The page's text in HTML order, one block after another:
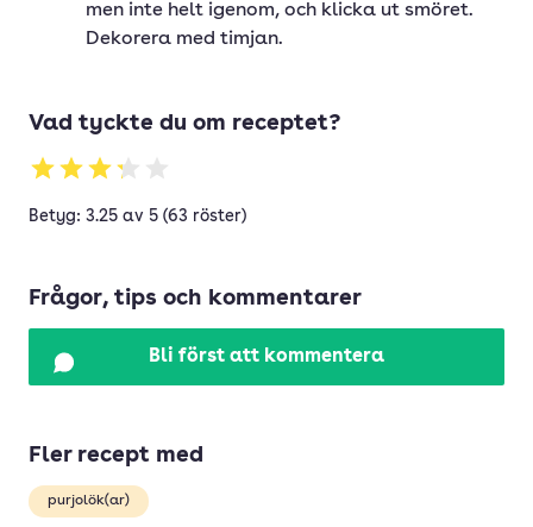
men inte helt igenom, och klicka ut smöret.
Dekorera med timjan.
Vad tyckte du om receptet?
Betyg: 3.25 av 5 (63 röster)
Frågor, tips och kommentarer
Bli först att kommentera
Fler recept med
purjolök(ar)